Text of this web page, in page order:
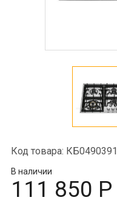
Код товара: КБ0490391
В наличии
111 850 Р